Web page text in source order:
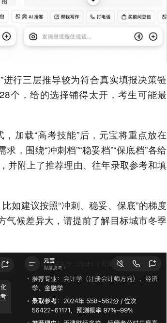
进行三层推导较为符合真实填报决策链
个，给的选择铺得太开，考生可能最
加载“高考技能”后，元宝将重点放在
，围绕“冲刺档”“稳妥档”“保底档”各给
并附上了推荐理由、往年录取参考和填
如建议按照“冲刺、稳妥、保底”的梯度
气候差异大，请提前了解目标城市冬季